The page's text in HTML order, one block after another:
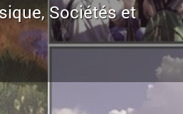
Sociétés et